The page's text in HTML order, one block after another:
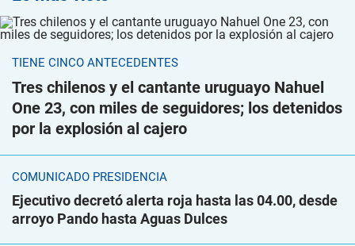
TIENE CINCO ANTECEDENTES
Tres chilenos y el cantante uruguayo Nahuel
One 23, con miles de seguidores; los detenidos
por la explosión al cajero
COMUNICADO PRESIDENCIA
Ejecutivo decretó alerta roja hasta las 04.00, desde
arroyo Pando hasta Aguas Dulces